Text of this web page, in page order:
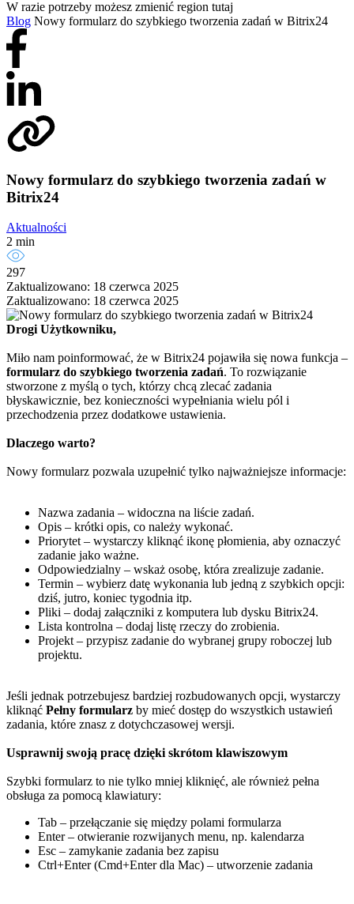
W razie potrzeby możesz zmienić region tutaj
Blog Nowy formularz do szybkiego tworzenia zadań w Bitrix24
Nowy formularz do szybkiego tworzenia zadań w
Bitrix24
Aktualności
2 min
297
Zaktualizowano: 18 czerwca 2025
Zaktualizowano: 18 czerwca 2025
Drogi Użytkowniku,
Miło nam poinformować, że w Bitrix24 pojawiła się nowa funkcja –
formularz do szybkiego tworzenia zadań. To rozwiązanie
stworzone z myślą o tych, którzy chcą zlecać zadania
błyskawicznie, bez konieczności wypełniania wielu pól i
przechodzenia przez dodatkowe ustawienia.
Dlaczego warto?
Nowy formularz pozwala uzupełnić tylko najważniejsze informacje:
Nazwa zadania – widoczna na liście zadań.
Opis – krótki opis, co należy wykonać.
Priorytet – wystarczy kliknąć ikonę płomienia, aby oznaczyć
zadanie jako ważne.
Odpowiedzialny – wskaż osobę, która zrealizuje zadanie.
Termin – wybierz datę wykonania lub jedną z szybkich opcji:
dziś, jutro, koniec tygodnia itp.
Pliki – dodaj załączniki z komputera lub dysku Bitrix24.
Lista kontrolna – dodaj listę rzeczy do zrobienia.
Projekt – przypisz zadanie do wybranej grupy roboczej lub
projektu.
Jeśli jednak potrzebujesz bardziej rozbudowanych opcji, wystarczy
kliknąć Pełny formularz by mieć dostęp do wszystkich ustawień
zadania, które znasz z dotychczasowej wersji.
Usprawnij swoją pracę dzięki skrótom klawiszowym
Szybki formularz to nie tylko mniej kliknięć, ale również pełna
obsługa za pomocą klawiatury:
Tab – przełączanie się między polami formularza
Enter – otwieranie rozwijanych menu, np. kalendarza
Esc – zamykanie zadania bez zapisu
Ctrl+Enter (Cmd+Enter dla Mac) – utworzenie zadania